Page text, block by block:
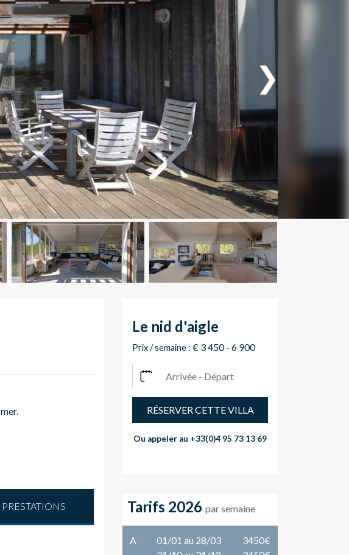
PRESTATIONS
Le nid d'aigle
Prix / semaine : € 3 450 - 6 900
RÉSERVER CETTE VILLA
Ou appeler au +33(0)4 95 73 13 69
Tarifs 2026 par semaine
A
01/01 au 28/03
3450€